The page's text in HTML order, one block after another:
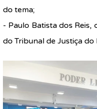
do tema;
- Paulo Batista dos Reis,
do Tribunal de Justiça do